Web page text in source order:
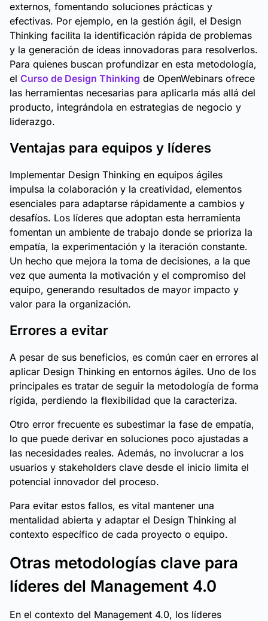
externos, fomentando soluciones prácticas y
efectivas. Por ejemplo, en la gestión ágil, el Design
Thinking facilita la identificación rápida de problemas
y la generación de ideas innovadoras para resolverlos.
Para quienes buscan profundizar en esta metodología,
el Curso de Design Thinking de OpenWebinars ofrece
las herramientas necesarias para aplicarla más allá del
producto, integrándola en estrategias de negocio y
liderazgo.
Ventajas para equipos y líderes
Implementar Design Thinking en equipos ágiles
impulsa la colaboración y la creatividad, elementos
esenciales para adaptarse rápidamente a cambios y
desafíos. Los líderes que adoptan esta herramienta
fomentan un ambiente de trabajo donde se prioriza la
empatía, la experimentación y la iteración constante.
Un hecho que mejora la toma de decisiones, a la que
vez que aumenta la motivación y el compromiso del
equipo, generando resultados de mayor impacto y
valor para la organización.
Errores a evitar
A pesar de sus beneficios, es común caer en errores al
aplicar Design Thinking en entornos ágiles. Uno de los
principales es tratar de seguir la metodología de forma
rígida, perdiendo la flexibilidad que la caracteriza.
Otro error frecuente es subestimar la fase de empatía,
lo que puede derivar en soluciones poco ajustadas a
las necesidades reales. Además, no involucrar a los
usuarios y stakeholders clave desde el inicio limita el
potencial innovador del proceso.
Para evitar estos fallos, es vital mantener una
mentalidad abierta y adaptar el Design Thinking al
contexto específico de cada proyecto o equipo.
Otras metodologías clave para
líderes del Management 4.0
En el contexto del Management 4.0, los líderes